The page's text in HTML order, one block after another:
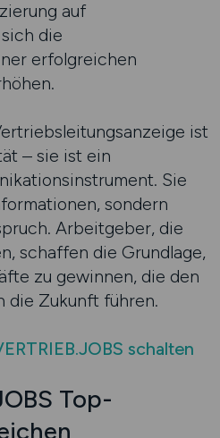
auf
sich die
erfolgreichen
ist
– sie ist ein
Sie
sondern
Arbeitgeber, die
schaffen die Grundlage,
zu gewinnen, die den
die Zukunft führen.
schalten
Top-